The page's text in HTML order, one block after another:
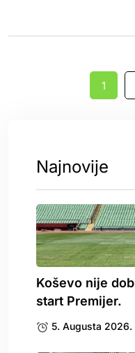
1
Najnovije
Koševo nije
start Premijer.
5. Augusta 2026.